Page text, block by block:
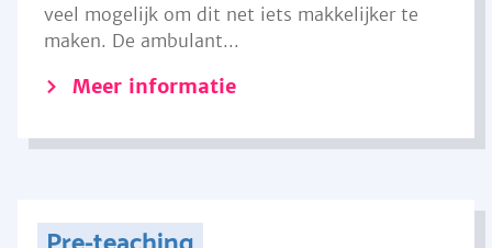
veel mogelijk om dit net iets makkelijker te
maken. De ambulant...
Meer informatie